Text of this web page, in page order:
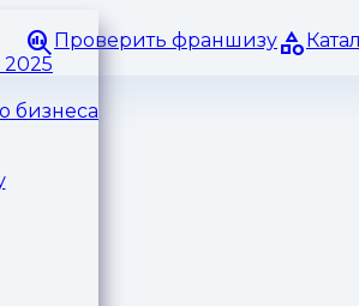
Проверить франшизу
бизнеса